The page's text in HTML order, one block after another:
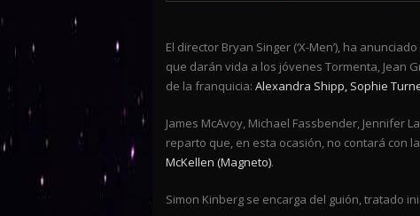
El director Bryan Singer (‘X-Men’), ha anunciado
que darán vida a los jóvenes Tormenta, Jean
de la franquicia: Alexandra Shipp, Sophie
James McAvoy, Michael Fassbender, Jennifer
reparto que, en esta ocasión, no contará con
McKellen (Magneto).
Simon Kinberg se encarga del guión, tratado